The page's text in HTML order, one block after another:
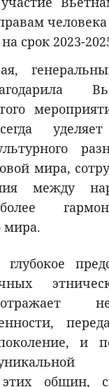
срок 2023-
уделяет
мира,
между
мира.
и
этих общин,